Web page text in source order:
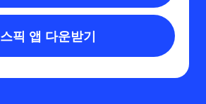
스픽 앱 다운받기